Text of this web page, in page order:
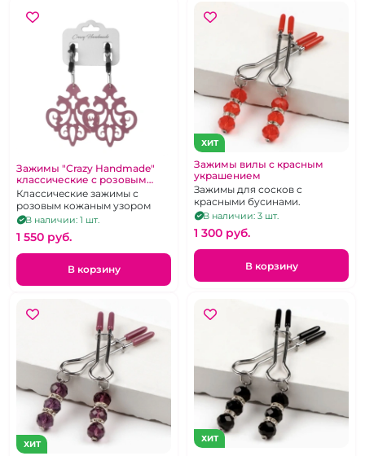
Зажимы "Crazy Handmade"
классические с розовым
кожаным резным узором
Классические зажимы с
розовым кожаным узором
В наличии: 1 шт.
1 550 pуб.
В корзину
ХИТ
Зажимы вилы с красным
украшением
Зажимы для сосков с
красными бусинами.
В наличии: 3 шт.
1 300 pуб.
В корзину
ХИТ
ХИТ